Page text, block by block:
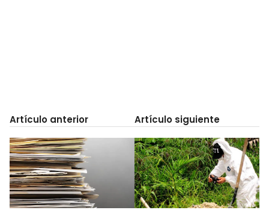
Artículo anterior Artículo siguiente